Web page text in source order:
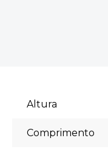
Altura
Comprimento